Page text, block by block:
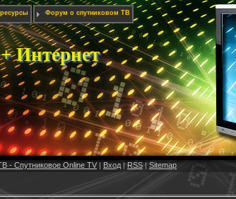
Форум о спутниковом ТВ
Интернет
- Спутниковое Online TV | Вход |RSS|Sitemap